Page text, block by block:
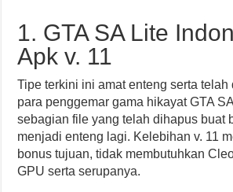
1. GTA SA Lite
Apk v. 11
Tipe terkini ini amat enteng serta
para penggemar gama hikayat GTA
sebagian file yang telah dihapus buat
menjadi enteng lagi. Kelebihan v. 11
bonus tujuan, tidak membutuhkan
GPU serta serupanya.